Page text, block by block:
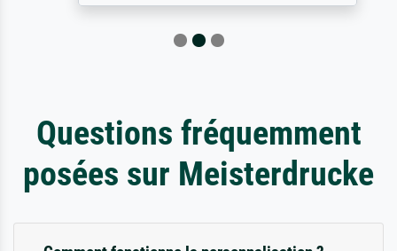
Questions fréquemment
posées sur Meisterdrucke